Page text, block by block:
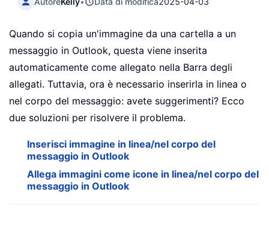
Quando si copia un'immagine da una cartella a un
messaggio in Outlook, questa viene inserita
automaticamente come allegato nella Barra degli
allegati. Tuttavia, ora è necessario inserirla in linea o
nel corpo del messaggio: avete suggerimenti? Ecco
due soluzioni per risolvere il problema.
Inserisci immagine in linea/nel corpo del
messaggio in Outlook
Allega immagini come icone in linea/nel corpo del
messaggio in Outlook